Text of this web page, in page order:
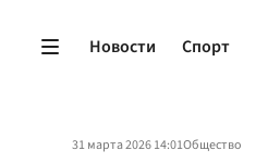
Новости Спорт
31 марта 2026 14:01Общество